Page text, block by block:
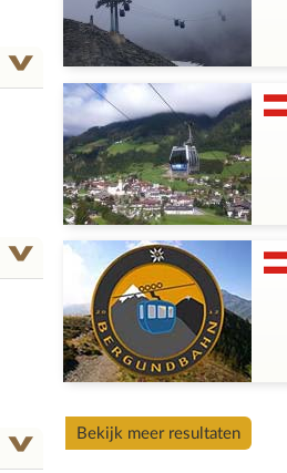
Bekijk meer resultaten